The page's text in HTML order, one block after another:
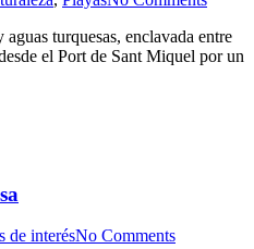
turquesas, enclavada entre
el Port de Sant Miquel por un
de interésNo Comments